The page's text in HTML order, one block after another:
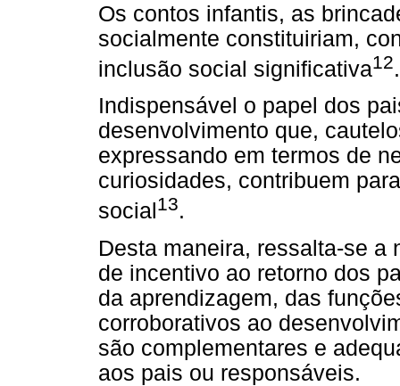
Os contos infantis, as
socialmente constituiriam,
inclusão social significativa12.
Indispensável o papel dos
desenvolvimento que,
expressando em termos de
curiosidades, contribuem
social 13.
Desta maneira, ressalta-se
de incentivo ao retorno dos
da aprendizagem, das
corroborativos ao
são complementares e
aos pais ou responsáveis.